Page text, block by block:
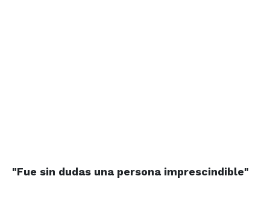
"Fue sin dudas una persona imprescindible"